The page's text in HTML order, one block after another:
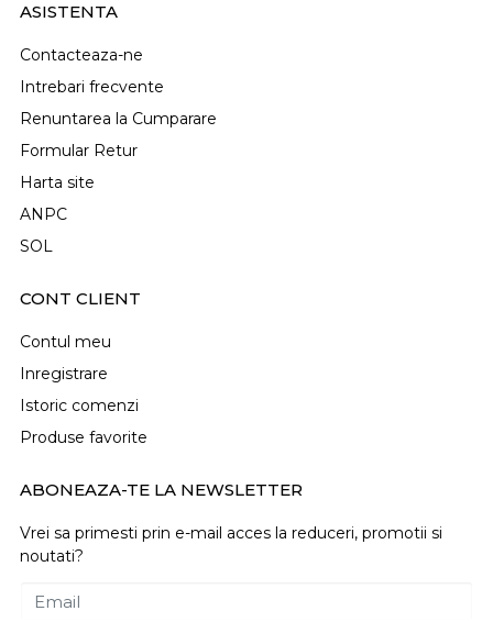
ASISTENTA
Contacteaza-ne
Intrebari frecvente
Renuntarea la Cumparare
Formular Retur
Harta site
ANPC
SOL
CONT CLIENT
Contul meu
Inregistrare
Istoric comenzi
Produse favorite
ABONEAZA-TE LA NEWSLETTER
Vrei sa primesti prin e-mail acces la reduceri, promotii si
noutati?
Email